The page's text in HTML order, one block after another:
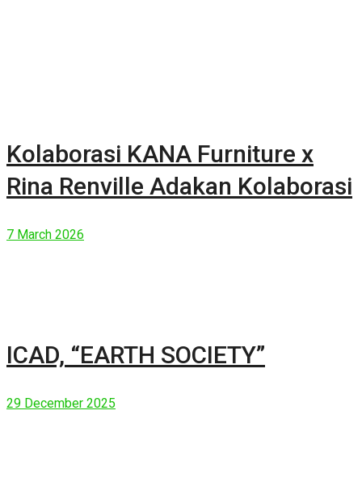
Kolaborasi KANA Furniture x
Rina Renville Adakan Kolaborasi
7 March 2026
ICAD, “EARTH SOCIETY”
29 December 2025